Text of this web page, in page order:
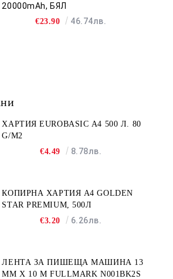
20000mAh, БЯЛ
€23.90 46.74лв.
ХАРТИЯ EUROBASIC А4 500 Л. 80
G/M2
€4.49
8.78лв.
КОПИРНА ХАРТИЯ A4 GOLDEN
STAR PREMIUM, 500Л
€3.20
6.26лв.
ЛЕНТА ЗА ПИШЕЩА МАШИНА 13
MM X 10 M FULLMARK N001BK2S